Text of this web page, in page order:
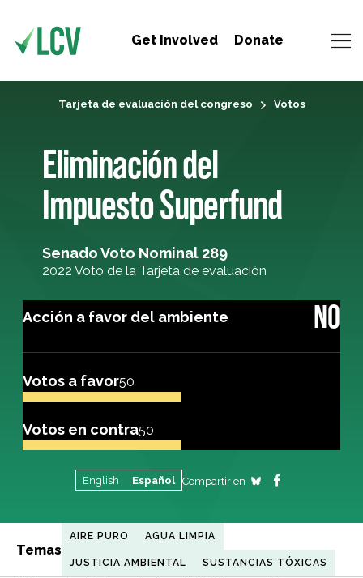
Get Involved Donate
Tarjeta de evaluación del congreso Votos
Eliminación del
Impuesto Superfund
Senado Voto Nominal 289
2022 Voto de la Tarjeta de evaluación
Acción a favor del ambiente NO
Votos a favor50
Votos en contra50
English Español Compartir en
Temas
AIRE PURO AGUA LIMPIA
JUSTICIA AMBIENTAL SUSTANCIAS TÓXICAS